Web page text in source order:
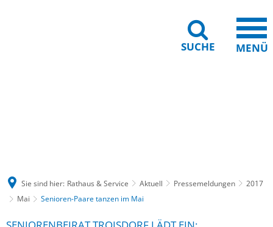
SUCHE MENÜ
Sie sind hier: Rathaus & Service Aktuell Pressemeldungen
2017
Mai
Senioren-Paare tanzen im Mai